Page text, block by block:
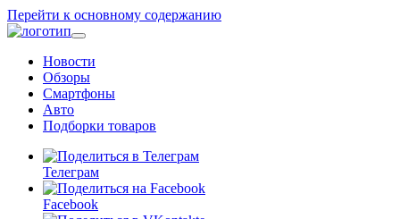
Перейти к основному содержанию
Новости
Обзоры
Смартфоны
Авто
Подборки товаров
Телеграм
Facebook